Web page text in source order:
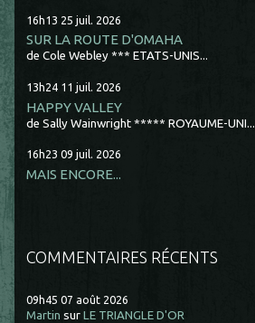
16h13 25 juil. 2026
SUR LA ROUTE D'OMAHA
de Cole Webley *** ETATS-UNIS...
13h24 11 juil. 2026
HAPPY VALLEY
de Sally Wainwright ***** ROYAUME-UNI...
16h23 09 juil. 2026
MAIS ENCORE...
COMMENTAIRES RÉCENTS
09h45 07 août 2026
Martin surLE TRIANGLE D'OR